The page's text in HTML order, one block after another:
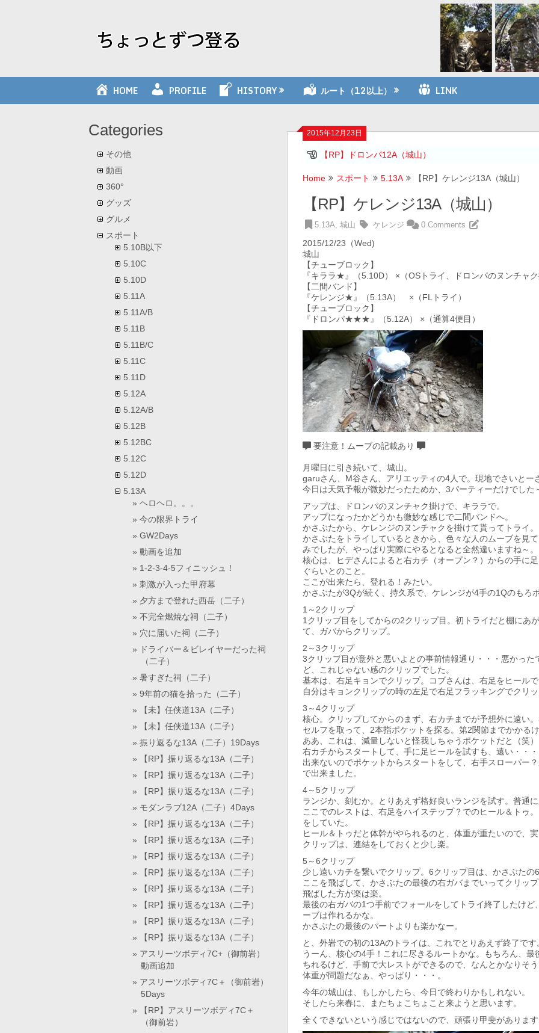
HOME PROFILE HISTORY ルート（12以上） LINK
2015年12月23日
【RP】ドロンパ12A（城山）
Home スポート 5.13A 【RP】ケレンジ13A（城山）
【RP】ケレンジ13A（城山）
5.13A,城山 ケレンジ 0 Comments
2015/12/23（Wed)
城山
【チューブロック】
『キララ★』（5.10D） ×（OSトライ、ドロンパのヌンチャ
【二間バンド】
『ケレンジ★』（5.13A） ×（FLトライ）
【チューブロック】
『ドロンパ★★★』（5.12A） ×（通算4便目）
要注意！ムーブの記載あり
月曜日に引き続いて、城山。
garuさん、M谷さん、アリエッティの4人で。現地でさいとー
今日は天気予報が微妙だったためか、3パーティーだけでした
アップは、ドロンパのヌンチャク掛けで、キララで。
アップになったかどうかも微妙な感じで二間バンドへ。
かさぶたから、ケレンジのヌンチャクを掛けて貰ってトライ。
かさぶたをトライしているときから、色々な人のムーブを見
みでしたが、やっぱり実際にやるとなると全然違いますね～。
核心は、ヒデさんによると右カチ（オープン？）からの手に
ぐらいとのこと。
ここが出来たら、登れる！みたい。
かさぶたが3Qが続く、持久系で、ケレンジが4手の1Qのもろ
1～2クリップ
1クリップ目をしてからの2クリップ目。初トライだと棚にあ
て、ガバからクリップ。
2～3クリップ
3クリップ目が意外と悪いよとの事前情報通り・・・悪かっ
ど、これじゃない感のクリップでした。
基本は、右足キョンでクリップ。コブさんは、右足をヒール
自分はキョンクリップの時の左足で右足フラッキングでクリ
3～4クリップ
核心。クリップしてからのまず、右カチまでが予想外に遠い
セルフを取って、2本指ポケットを探る。第2関節までかかる
ああ、これは、減量しないと怪我しちゃうポケットだと（笑）
右カチからスタートして、手に足ヒールを試すも、遠い・・
出来ないのでポケットからスタートをして、右手スローパー
で出来ました。
4～5クリップ
ランジか、刻むか。とりあえず格好良いランジを試す。普通
ここでのレストは、右足をハイステップ？でのヒール＆トゥ
をしていた。
ヒール＆トゥだと体幹がやられるのと、体重が重たいので、
クリップは、連結をしておくと少し楽。
5～6クリップ
少し遠いカチを繋いでクリップ。6クリップ目は、かさぶたの
ここを飛ばして、かさぶたの最後の右ガバまでいってクリッ
飛ばした方が楽は楽。
最後の右ガバの1つ手前でフォールをしてトライ終了したけ
ーブは作れるかな。
かさぶたの最後のパートよりも楽かなー。
と、外岩での初の13Aのトライは、これでとりあえず終了です
うーん、核心の4手！これに尽きるルートかな。もちろん、
ちれるけど、手前で大レストができるので、なんとかなりそ
体重が問題だなぁ、やっぱり・・・。
今年の城山は、もしかしたら、今日で終わりかもしれない。
そしたら来春に、またちょこちょこと来ようと思います。
全くできないという感じではないので、頑張り甲斐がありま
Categories
その他
動画
360°
グッズ
グルメ
スポート
5.10B以下
5.10C
5.10D
5.11A
5.11A/B
5.11B
5.11B/C
5.11C
5.11D
5.12A
5.12A/B
5.12B
5.12BC
5.12C
5.12D
5.13A
ヘロヘロ。。。
今の限界トライ
GW2Days
動画を追加
1-2-3-4-5フィニッシュ！
刺激が入った甲府幕
夕方まで登れた西岳（二子）
不完全燃焼な祠（二子）
穴に届いた祠（二子）
ドライバー＆ビレイヤーだった祠
（二子）
暑すぎた祠（二子）
9年前の猫を拾った（二子）
【未】任侠道13A（二子）
【未】任侠道13A（二子）
振り返るな13A（二子）19Days
【RP】振り返るな13A（二子）
【RP】振り返るな13A（二子）
【RP】振り返るな13A（二子）
モダンラブ12A（二子）4Days
【RP】振り返るな13A（二子）
【RP】振り返るな13A（二子）
【RP】振り返るな13A（二子）
【RP】振り返るな13A（二子）
【RP】振り返るな13A（二子）
【RP】振り返るな13A（二子）
【RP】振り返るな13A（二子）
【RP】振り返るな13A（二子）
アスリーツボディ7C+（御前岩）
動画追加
アスリーツボディ7C＋（御前岩）
5Days
【RP】アスリーツボディ7C＋
（御前岩）